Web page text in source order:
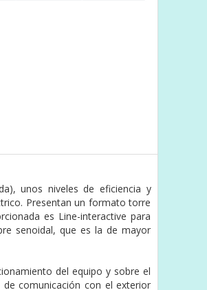
unos niveles de eficiencia y
Presentan un formato torre
es Line-interactive para
senoidal, que es la de mayor
del equipo y sobre el
comunicación con el exterior